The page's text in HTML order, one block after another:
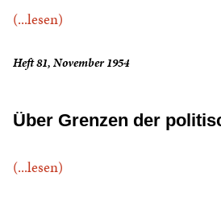
(...lesen)
Heft 81, November 1954
Über Grenzen der
(...lesen)